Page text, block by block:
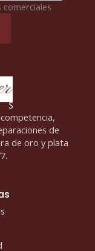
de
de oro y plata